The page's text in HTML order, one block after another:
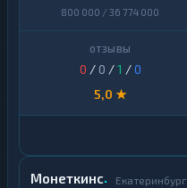
800 000 / 36 774 000
0 / 0 /1 /0
5,0 ★
Монеткинс Екатеринбург